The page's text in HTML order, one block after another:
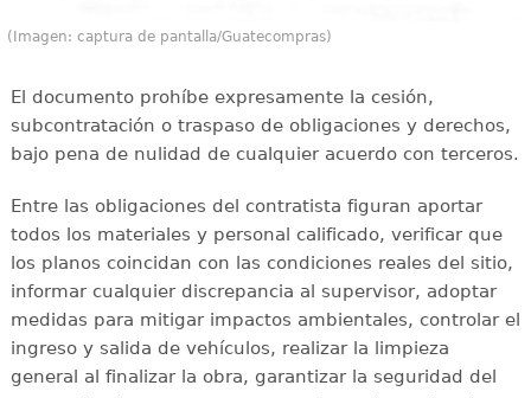
(Imagen: captura de pantalla/Guatecompras)
El documento prohíbe expresamente la cesión,
subcontratación o traspaso de obligaciones y derechos,
bajo pena de nulidad de cualquier acuerdo con terceros.
Entre las obligaciones del contratista figuran aportar
todos los materiales y personal calificado, verificar que
los planos coincidan con las condiciones reales del sitio,
informar cualquier discrepancia al supervisor, adoptar
medidas para mitigar impactos ambientales, controlar el
ingreso y salida de vehículos, realizar la limpieza
general al finalizar la obra, garantizar la seguridad del